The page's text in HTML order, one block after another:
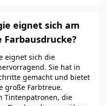
eignet sich am
eignet sich die
Sie hat in
gemacht und bietet
große Farbtreue.
Tintenpatronen, die